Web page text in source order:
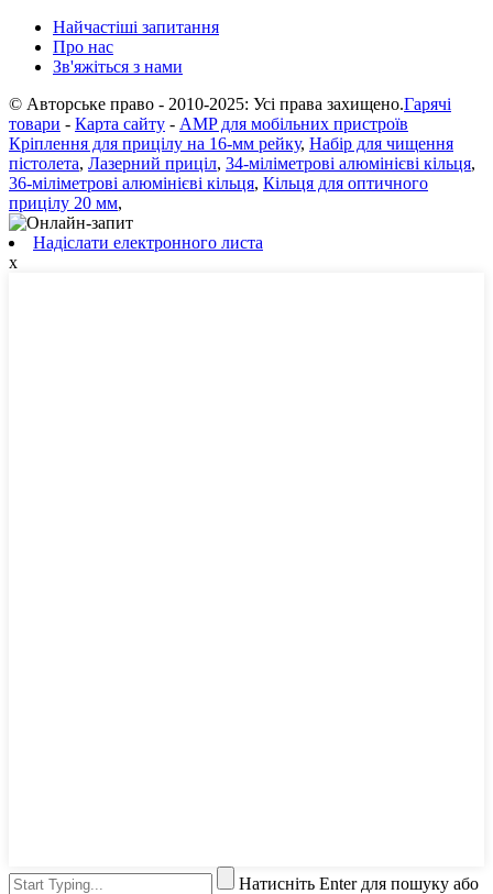
Найчастіші запитання
Про нас
Зв'яжіться з нами
© Авторське право - 2010-2025: Усі права захищено.Гарячі
товари - Карта сайту - AMP для мобільних пристроїв
Кріплення для прицілу на 16-мм рейку, Набір для чищення
пістолета, Лазерний приціл, 34-міліметрові алюмінієві кільця,
36-міліметрові алюмінієві кільця, Кільця для оптичного
прицілу 20 мм,
Надіслати електронного листа
x
Натисніть Enter для пошуку або